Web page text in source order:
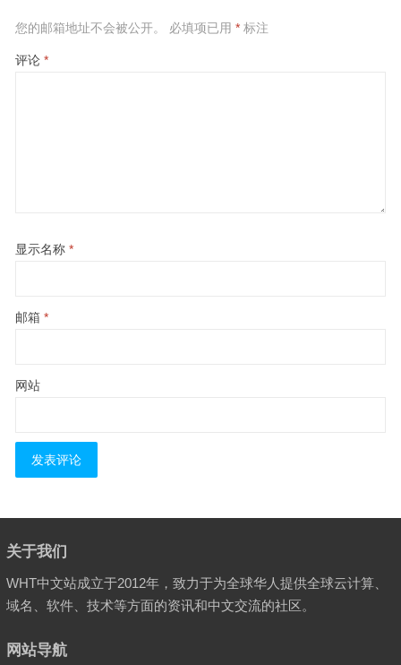
您的邮箱地址不会被公开。 必填项已用 *标注
评论 *
显示名称 *
邮箱 *
网站
关于我们
WHT中文站成立于2012年，致力于为全球华人提供全球云计算、
域名、软件、技术等方面的资讯和中文交流的社区。
网站导航